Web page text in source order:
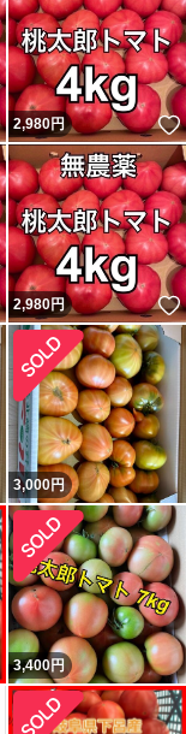
いいね！
2,980円
いいね！
2,980円
3,000円
3,400円